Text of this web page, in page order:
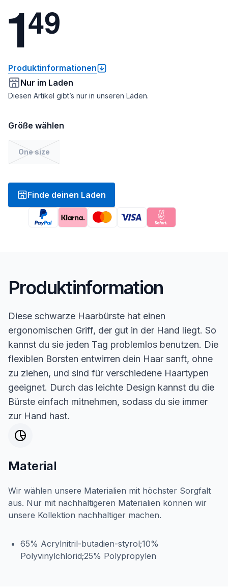
149
Produktinformationen
Nur im Laden
Diesen Artikel gibt’s nur in unseren Läden.
Größe wählen
One size
Finde deinen Laden
Produktinformation
Diese schwarze Haarbürste hat einen
ergonomischen Griff, der gut in der Hand liegt. So
kannst du sie jeden Tag problemlos benutzen. Die
flexiblen Borsten entwirren dein Haar sanft, ohne
zu ziehen, und sind für verschiedene Haartypen
geeignet. Durch das leichte Design kannst du die
Bürste einfach mitnehmen, sodass du sie immer
zur Hand hast.
Material
Wir wählen unsere Materialien mit höchster Sorgfalt
aus. Nur mit nachhaltigeren Materialien können wir
unsere Kollektion nachhaltiger machen.
65% Acrylnitril-butadien-styrol;10%
Polyvinylchlorid;25% Polypropylen